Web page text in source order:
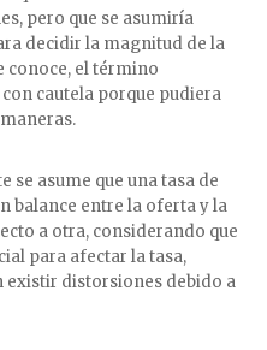
pero que se asumiría
decidir la magnitud de la
conoce, el término
cautela porque pudiera
se asume que una tasa de
balance entre la oferta y la
a otra, considerando que
para afectar la tasa,
existir distorsiones debido a